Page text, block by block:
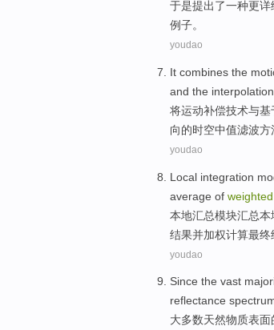
于是提出了一种更详
例子。
youdao
It combines the
and the interpolation
将运动补偿技术与基
向的时空中值滤波方
youdao
Local integration
average of weighted
本地汇总模块汇总本
结果并加权计算最终
youdao
Since the vast
reflectance
大多数天然物质表面